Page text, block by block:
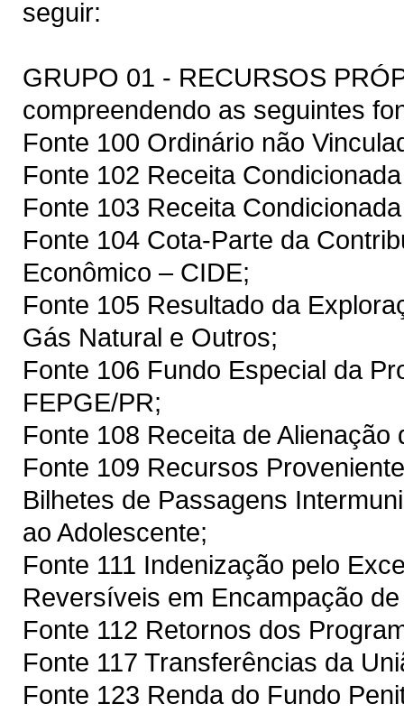
seguir:
GRUPO 01 - RECURSOS
compreendendo as seguintes
Fonte 100 Ordinário não
Fonte 102 Receita
Fonte 103 Receita
Fonte 104 Cota-Parte da
Econômico – CIDE;
Fonte 105 Resultado da
Gás Natural e Outros;
Fonte 106 Fundo Especial da
FEPGE/PR;
Fonte 108 Receita de
Fonte 109 Recursos
Bilhetes de Passagens
ao Adolescente;
Fonte 111 Indenização pelo
Reversíveis em Encampação
Fonte 112 Retornos dos
Fonte 117 Transferências da
Fonte 123 Renda do Fundo